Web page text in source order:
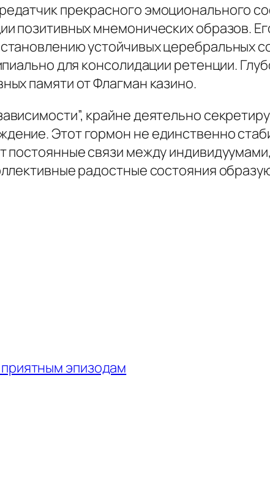
прекрасного эмоционального
позитивных мнемонических образов.
устойчивых церебральных
для консолидации ретенции.
памяти от Флагман казино.
крайне деятельно
Этот гормон не единственно
постоянные связи между
радостные состояния
эпизодам